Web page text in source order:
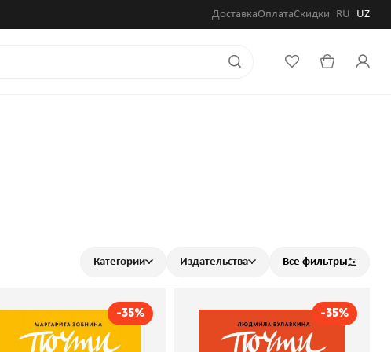
ДоставкаОплатаСкидки RU UZ
Категории Издательства Все фильтры
-35%
Почти взрослые деньги.
-35%
Почти взрослый бизнес.